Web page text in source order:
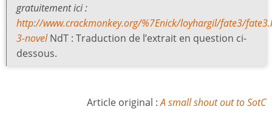
gratuitement ici :
http://www.crackmonkey.org/%7Enick/loyhargil/fate3/
3-novel NdT : Traduction de l’extrait en question ci-
dessous.
Article original :A small shout out to SotC